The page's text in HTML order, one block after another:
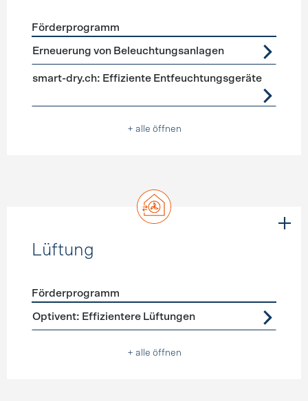
Förderprogramme Geräte, Beleuchtung
Förderprogramm
Erneuerung von Beleuchtungsanlagen
smart-dry.ch: Effiziente Entfeuchtungsgeräte
+ alle öffnen
Lüftung
Förderprogramme Lüftung
Förderprogramm
Optivent: Effizientere Lüftungen
+ alle öffnen